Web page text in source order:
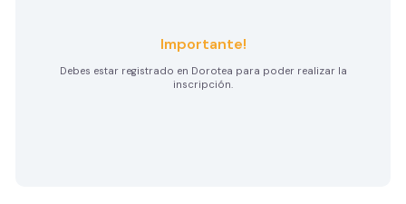
Importante!
Debes estar registrado en Dorotea para poder realizar la
inscripción.